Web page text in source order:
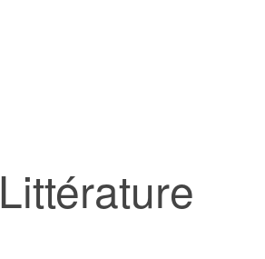
Littérature